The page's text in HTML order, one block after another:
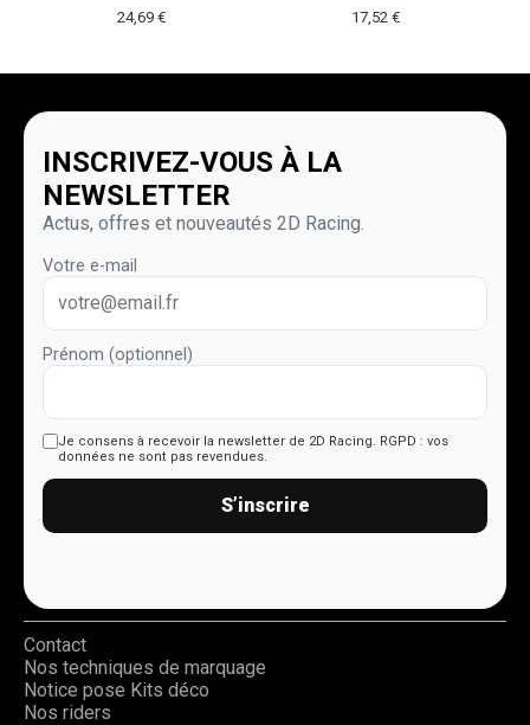
24,69 € 17,52 €
INSCRIVEZ-VOUS À LA
NEWSLETTER
Actus, offres et nouveautés 2D Racing.
Votre e-mail
Prénom (optionnel)
Je consens à recevoir la newsletter de 2D Racing. RGPD : vos
données ne sont pas revendues.
S’inscrire
Contact
Nos techniques de marquage
Notice pose Kits déco
Nos riders